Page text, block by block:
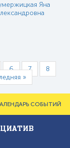
Яна
Страница
6 Страница
7
8
»
СОБЫТИЙ